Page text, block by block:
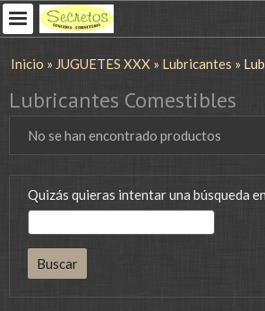
Inicio » JUGUETES XXX » Lubricantes »
Lubricantes Comestibles
No se han encontrado productos
Quizás quieras intentar una búsqueda